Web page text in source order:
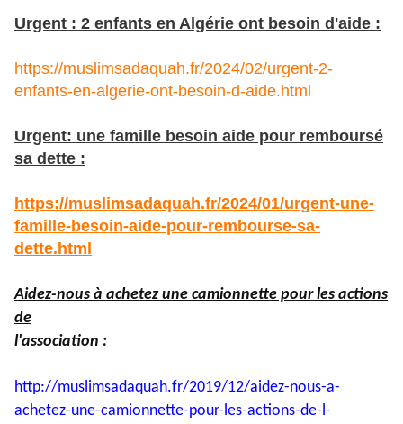
Urgent : 2 enfants en Algérie ont besoin d'aide :
https://muslimsadaquah.fr/2024/02/urgent-2-
enfants-en-algerie-ont-besoin-d-aide.html
Urgent: une famille besoin aide pour remboursé
sa dette :
https://muslimsadaquah.fr/2024/01/urgent-une-
famille-besoin-aide-pour-rembourse-sa-
dette.html
Aidez-nous à achetez une camionnette pour les actions
de
l'association :
http://muslimsadaquah.fr/2019/12/aidez-nous-a-
achetez-une-camionnette-pour-les-actions-de-l-